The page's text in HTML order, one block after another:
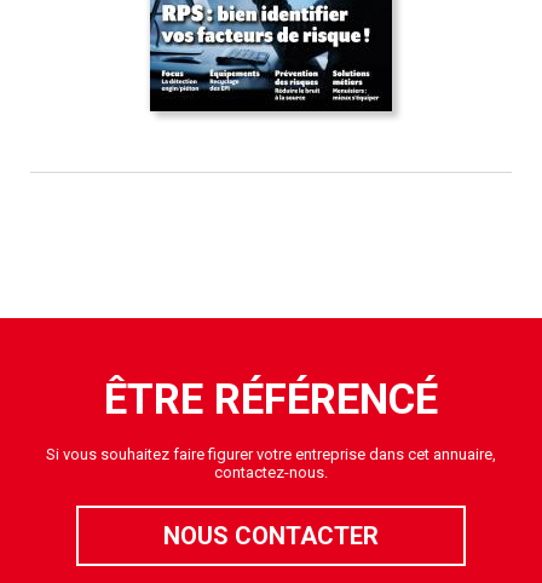
ÊTRE RÉFÉRENCÉ
Si vous souhaitez faire figurer votre entreprise dans cet annuaire,
contactez-nous.
NOUS CONTACTER